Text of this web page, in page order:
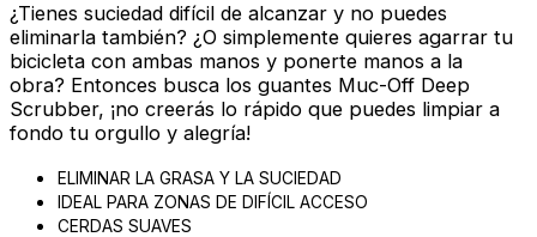
¿Tienes suciedad difícil de alcanzar y no puedes
eliminarla también? ¿O simplemente quieres agarrar tu
bicicleta con ambas manos y ponerte manos a la
obra? Entonces busca los guantes Muc-Off Deep
Scrubber, ¡no creerás lo rápido que puedes limpiar a
fondo tu orgullo y alegría!
ELIMINAR LA GRASA Y LA SUCIEDAD
IDEAL PARA ZONAS DE DIFÍCIL ACCESO
CERDAS SUAVES